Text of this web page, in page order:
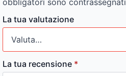
obbligatori sono contrassegnati
La tua valutazione
La tua recensione *